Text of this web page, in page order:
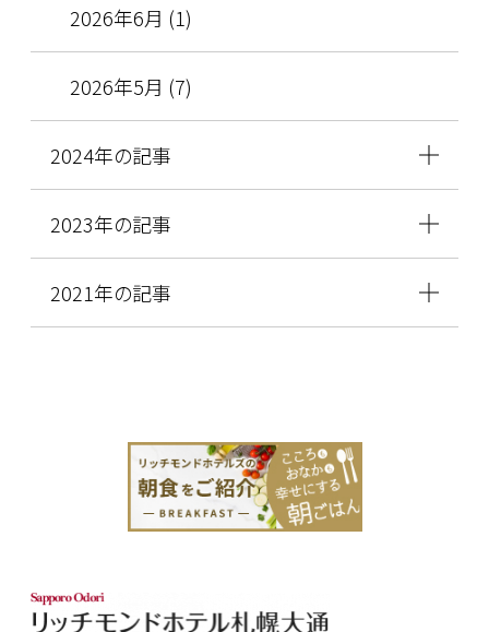
2026年6月 (1)
2026年5月 (7)
2024年の記事
2023年の記事
2021年の記事